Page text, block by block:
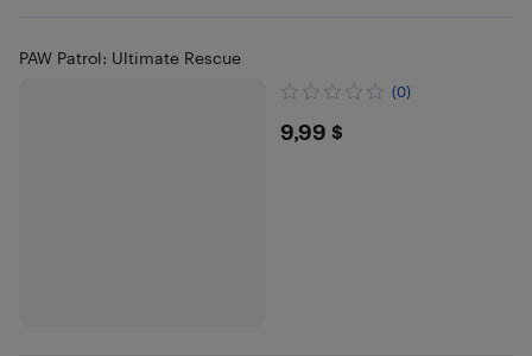
PAW Patrol: Ultimate Rescue
(0)
$9.99
9,99 $